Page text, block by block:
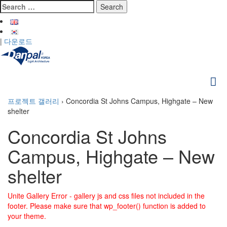
Skip
to
content
Search
for:
| 다운로드
프로젝트 갤러리 › Concordia St Johns Campus, Highgate – New
shelter
Concordia St Johns
Campus, Highgate – New
shelter
Unite Gallery Error - gallery js and css files not included in the
footer. Please make sure that wp_footer() function is added to
your theme.